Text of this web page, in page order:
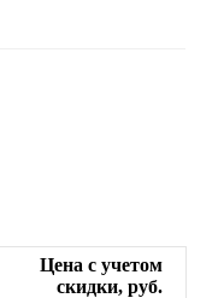
Цена с учетом
скидки, руб.